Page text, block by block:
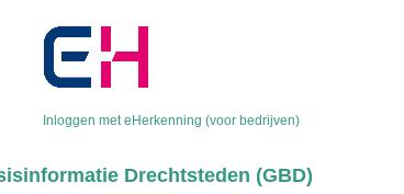
Inloggen met eHerkenning (voor bedrijven)
Drechtsteden (GBD)